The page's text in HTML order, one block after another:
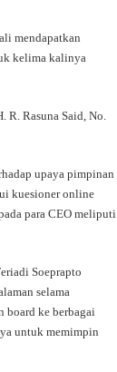
mendapatkan
kelima kalinya
R. Rasuna Said, No.
upaya pimpinan
kuesioner online
para CEO meliputi
Soeprapto
selama
board ke berbagai
untuk memimpin